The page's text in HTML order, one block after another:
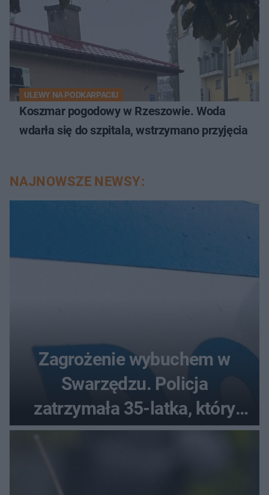
ULEWY NA PODKARPACIU
Koszmar pogodowy w Rzeszowie. Woda
wdarła się do szpitala, wstrzymano przyjęcia
NAJNOWSZE NEWSY:
Zagrożenie wybuchem w
Swarzędzu. Policja
zatrzymała 35-latka, który
zgłosił ładunek w swoim